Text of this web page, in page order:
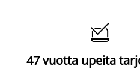

47 vuotta upeita